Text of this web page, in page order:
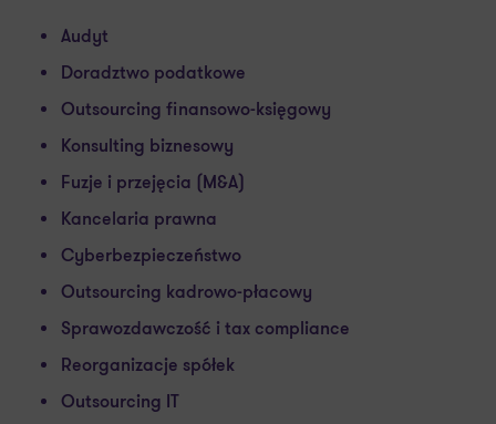
Audyt
Doradztwo podatkowe
Outsourcing finansowo-księgowy
Konsulting biznesowy
Fuzje i przejęcia (M&A)
Kancelaria prawna
Cyberbezpieczeństwo
Outsourcing kadrowo-płacowy
Sprawozdawczość i tax compliance
Reorganizacje spółek
Outsourcing IT